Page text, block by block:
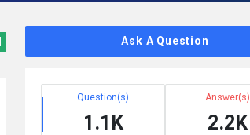
Ask A Question
Question(s)
1.1K
Answer(s)
2.2K